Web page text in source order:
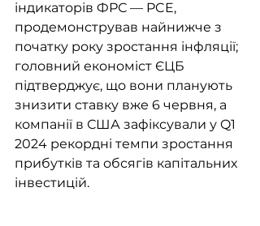
індикаторів ФРС — PCE,
продемонстрував найнижче з
початку року зростання інфляції;
головний економіст ЄЦБ
підтверджує, що вони планують
знизити ставку вже 6 червня, а
компанії в США зафіксували у Q1
2024 рекордні темпи зростання
прибутків та обсягів капітальних
інвестицій.